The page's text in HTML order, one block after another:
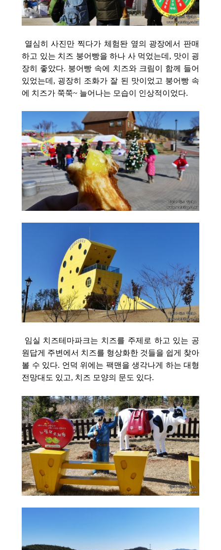
열심히 사진만 찍다가 체험돤 옆의 광장에서 판매
하고 있는 치즈 붕어빵을 하나 사 먹었는데, 맛이 굉
장히 좋았다. 붕어빵 속에 치즈와 크림이 함께 들어
있었는데, 굉장히 조화가 잘 된 맛이었고 붕어빵 속
에 치즈가 쭉쭉~ 늘어나는 모습이 인상적이었다.
임실 치즈테마파크는 치즈를 주제로 하고 있는 공
원답게 주변에서 치즈를 형상화한 것들을 쉽게 찾아
볼 수 있다. 언덕 위에는 팩맨을 생각나게 하는 대형
전망대도 있고, 치즈 모양의 문도 있다.